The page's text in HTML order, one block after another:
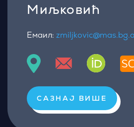
Миљковић
Емаил:
САЗНАЈ ВИШЕ